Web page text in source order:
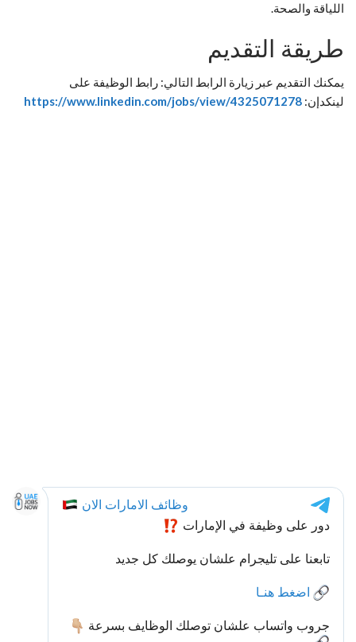
اللياقة والصحة.
طريقة التقديم
يمكنك التقديم عبر زيارة الرابط التالي: رابط الوظيفة على
لينكدإن: https://www.linkedin.com/jobs/view/4325071278